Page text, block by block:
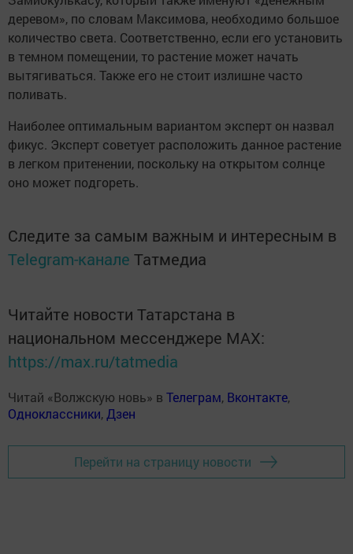
деревом», по словам Максимова, необходимо большое
количество света. Соответственно, если его установить
в темном помещении, то растение может начать
вытягиваться. Также его не стоит излишне часто
поливать.
Наиболее оптимальным вариантом эксперт он назвал
фикус. Эксперт советует расположить данное растение
в легком притенении, поскольку на открытом солнце
оно может подгореть.
Следите за самым важным и интересным в
Telegram-канале Татмедиа
Читайте новости Татарстана в
национальном мессенджере MАХ:
https://max.ru/tatmedia
Читай «Волжскую новь» в Телеграм, Вконтакте,
Одноклассники, Дзен
Перейти на страницу новости